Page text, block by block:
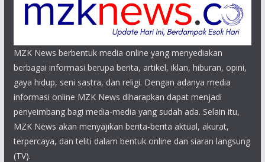
MZK News berbentuk media online yang menyediakan
berbagai informasi berupa berita, artikel, iklan, hiburan, opini,
gaya hidup, seni sastra, dan religi. Dengan adanya media
informasi online MZK News diharapkan dapat menjadi
penyeimbang bagi media-media yang sudah ada. Selain itu,
MZK News akan menyajikan berita-berita aktual, akurat,
terpercaya, dan teliti dalam bentuk online dan siaran langsung
(TV).